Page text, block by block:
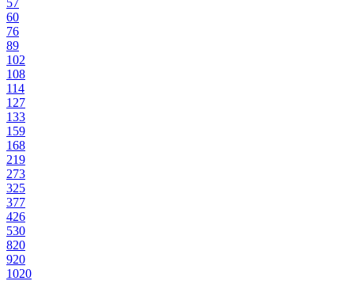
57
60
76
89
102
108
114
127
133
159
168
219
273
325
377
426
530
820
920
1020